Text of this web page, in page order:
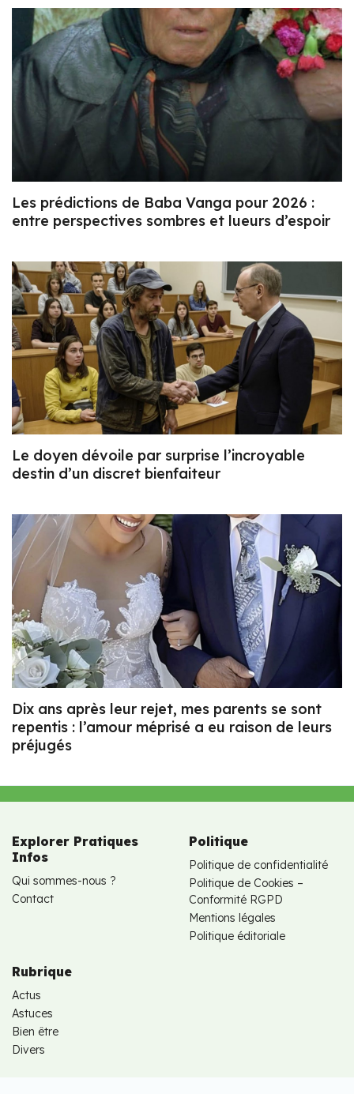
Les prédictions de Baba Vanga pour 2026 :
entre perspectives sombres et lueurs d’espoir
Le doyen dévoile par surprise l’incroyable
destin d’un discret bienfaiteur
Dix ans après leur rejet, mes parents se sont
repentis : l’amour méprisé a eu raison de leurs
préjugés
Explorer Pratiques
Infos
Qui sommes-nous ?
Contact
Politique
Politique de confidentialité
Politique de Cookies –
Conformité RGPD
Mentions légales
Politique éditoriale
Rubrique
Actus
Astuces
Bien être
Divers